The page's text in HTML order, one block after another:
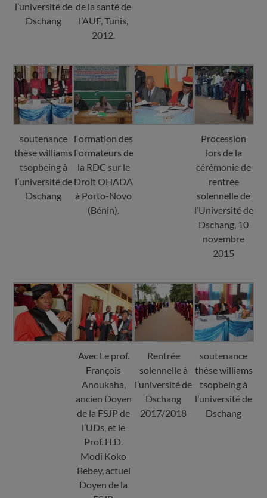
l’université de
Dschang
de la santé de
l’AUF, Tunis,
2012.
soutenance
thèse williams
tsopbeing à
l’université de
Dschang
Formation des
Formateurs de
la RDC sur le
Droit OHADA
à Porto-Novo
(Bénin).
Procession
lors de la
cérémonie de
rentrée
solennelle de
l’Université de
Dschang, 10
novembre
2015
Avec Le prof.
François
Anoukaha,
ancien Doyen
de la FSJP de
l’UDs, et le
Prof. H.D.
Modi Koko
Bebey, actuel
Doyen de la
Rentrée
solennelle à
l’université de
Dschang
2017/2018
soutenance
thèse williams
tsopbeing à
l’université de
Dschang